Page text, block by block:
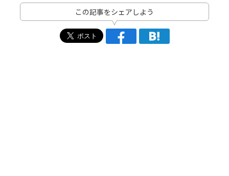
この記事をシェアしよう